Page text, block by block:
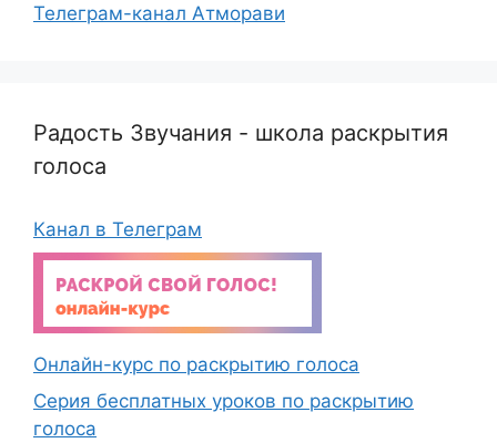
Телеграм-канал Атморави
Радость Звучания - школа раскрытия
голоса
Канал в Телеграм
Онлайн-курс по раскрытию голоса
Серия бесплатных уроков по раскрытию
голоса